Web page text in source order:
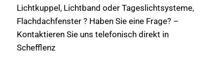
Lichtkuppel, Lichtband oder Tageslichtsysteme,
Flachdachfenster ? Haben Sie eine Frage? –
Kontaktieren Sie uns telefonisch direkt in
Schefflenz